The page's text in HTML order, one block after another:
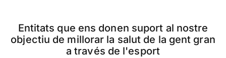
Entitats que ens donen suport al nostre
objectiu de millorar la salut de la gent gran
a través de l'esport